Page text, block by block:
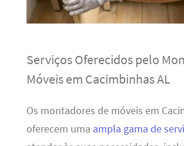
Serviços Oferecidos pelo
Móveis em Cacimbinhas AL
Os montadores de móveis em
oferecem uma ampla gama de